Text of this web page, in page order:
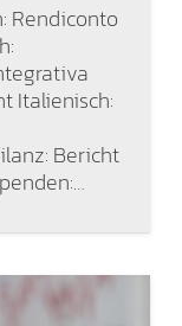
Rendiconto
Italienisch:
Bericht